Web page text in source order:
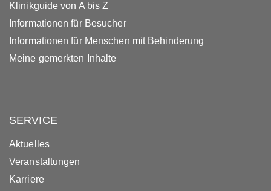
Klinikguide von A bis Z
Informationen für Besucher
Informationen für Menschen mit Behinderung
Meine gemerkten Inhalte
SERVICE
Aktuelles
Veranstaltungen
Karriere